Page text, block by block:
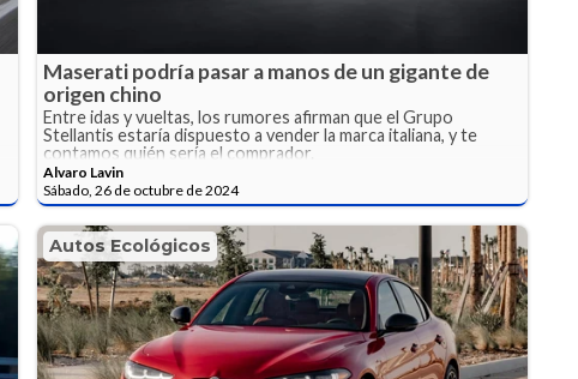
Maserati podría pasar a manos de un gigante de
origen chino
Entre idas y vueltas, los rumores afirman que el Grupo
Stellantis estaría dispuesto a vender la marca italiana, y te
contamos quién sería el comprador.
Alvaro Lavin
Sábado, 26 de octubre de 2024
Autos Ecológicos